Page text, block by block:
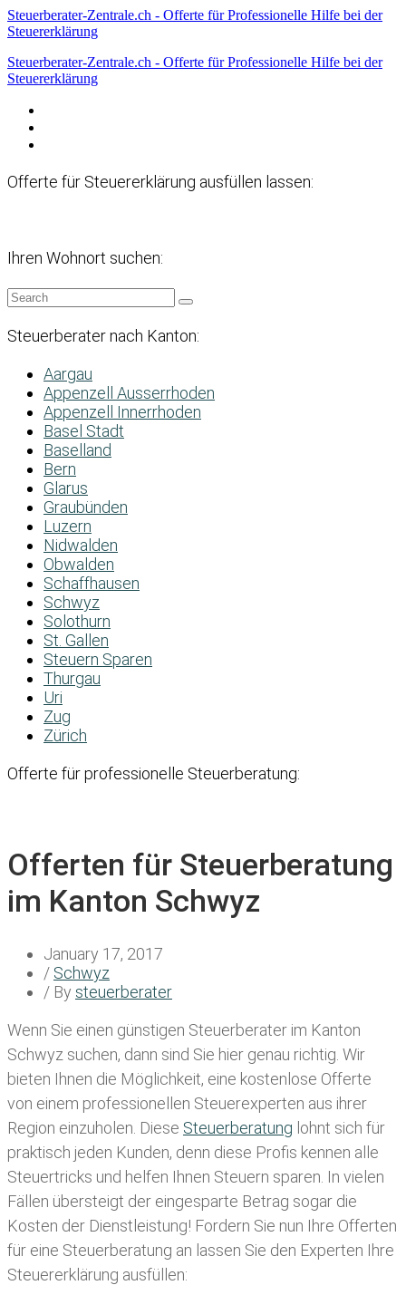
Steuerberater-Zentrale.ch - Offerte für Professionelle Hilfe bei der
Steuererklärung
Steuerberater-Zentrale.ch - Offerte für Professionelle Hilfe bei der
Steuererklärung
Offerte für Steuererklärung ausfüllen lassen:
Ihren Wohnort suchen:
Steuerberater nach Kanton:
Aargau
Appenzell Ausserrhoden
Appenzell Innerrhoden
Basel Stadt
Baselland
Bern
Glarus
Graubünden
Luzern
Nidwalden
Obwalden
Schaffhausen
Schwyz
Solothurn
St. Gallen
Steuern Sparen
Thurgau
Uri
Zug
Zürich
Offerte für professionelle Steuerberatung:
Offerten für Steuerberatung
im Kanton Schwyz
January 17, 2017
/ Schwyz
/ By steuerberater
Wenn Sie einen günstigen Steuerberater im Kanton
Schwyz suchen, dann sind Sie hier genau richtig. Wir
bieten Ihnen die Möglichkeit, eine kostenlose Offerte
von einem professionellen Steuerexperten aus ihrer
Region einzuholen. Diese Steuerberatung lohnt sich für
praktisch jeden Kunden, denn diese Profis kennen alle
Steuertricks und helfen Ihnen Steuern sparen. In vielen
Fällen übersteigt der eingesparte Betrag sogar die
Kosten der Dienstleistung! Fordern Sie nun Ihre Offerten
für eine Steuerberatung an lassen Sie den Experten Ihre
Steuererklärung ausfüllen: